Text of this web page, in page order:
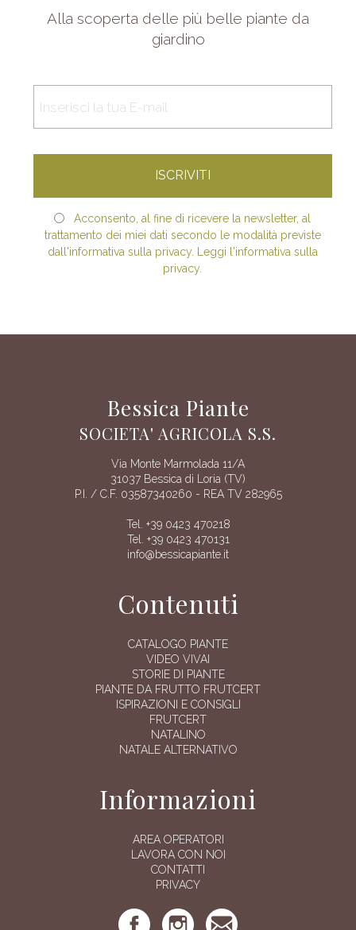
Alla scoperta delle più belle piante da
giardino
Acconsento, al fine di ricevere la newsletter, al
trattamento dei miei dati secondo le modalità previste
dall'informativa sulla privacy. Leggi l'informativa sulla
privacy.
Bessica Piante
SOCIETA' AGRICOLA S.S.
Via Monte Marmolada 11/A
31037 Bessica di Loria (TV)
P.I. / C.F. 03587340260 - REA TV 282965
Tel. +39 0423 470218
Tel. +39 0423 470131
info@bessicapiante.it
Contenuti
CATALOGO PIANTE
VIDEO VIVAI
STORIE DI PIANTE
PIANTE DA FRUTTO FRUTCERT
ISPIRAZIONI E CONSIGLI
FRUTCERT
NATALINO
NATALE ALTERNATIVO
Informazioni
AREA OPERATORI
LAVORA CON NOI
CONTATTI
PRIVACY